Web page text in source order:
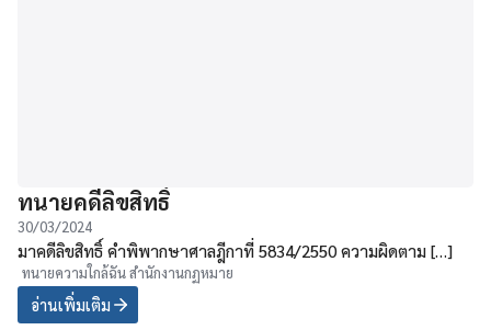
ทนายคดีลิขสิทธิ์
30/03/2024
มาคดีลิขสิทธิ์ คำพิพากษาศาลฎีกาที่ 5834/2550 ความผิดตาม […]
ทนายความใกล้ฉัน สำนักงานกฏหมาย
อ่านเพิ่มเติม